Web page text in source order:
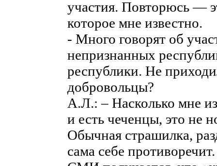
участия. Повторюсь —
которое мне известно.
- Много говорят об
непризнанных
республики. Не
добровольцы?
А.Л.: – Насколько мне
и есть чеченцы, это не
Обычная страшилка,
сама себе